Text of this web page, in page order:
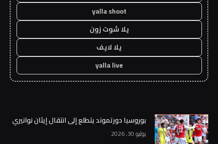
yalla shoot
يلا شوت زون
يلا لايف
yalla live
بوروسيا دورتموند يتطلع إلى انتقال إيثان نوانيري
يوليو 30, 2026